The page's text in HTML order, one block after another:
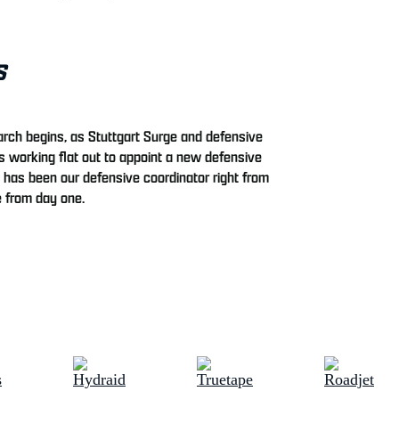
begins, as Stuttgart Surge and defensive
working flat out to appoint a new defensive
been our defensive coordinator right from
day one.